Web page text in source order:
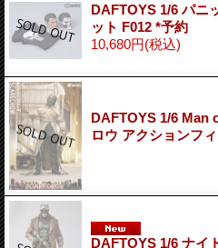
DAFTOYS 1/6 パニ
ット F012 *予約
10,680円(税込)
DAFTOYS 1/6 Man
ロウ アクションフ
DAFTOYS 1/6 ナイ